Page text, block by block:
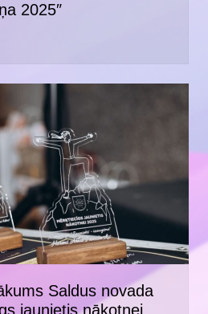
2025″
Saldus novada
jaunietis nākotnei